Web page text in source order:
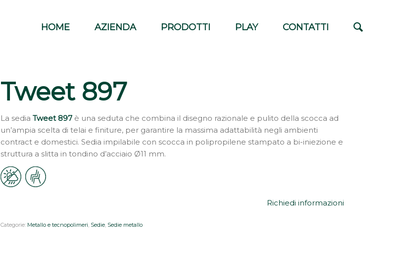
HOME AZIENDA PRODOTTI PLAY CONTATTI
Tweet 897
La sediaTweet 897 è una seduta che combina il disegno razionale e pulito della scocca ad
un’ampia scelta di telai e finiture, per garantire la massima adattabilità negli ambienti
contract e domestici. Sedia impilabile con scocca in polipropilene stampato a bi-iniezione e
struttura a slitta in tondino d’acciaio Ø11 mm.
Richiedi informazioni
Categorie: Metallo e tecnopolimeri, Sedie, Sedie metallo